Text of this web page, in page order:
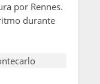
por Rennes.
durante